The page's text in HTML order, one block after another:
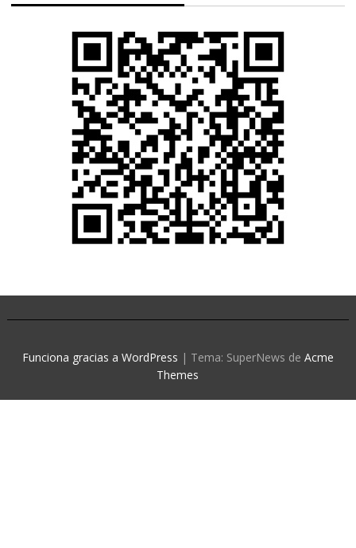
Funciona gracias a WordPress | Tema: SuperNews de Acme
Themes